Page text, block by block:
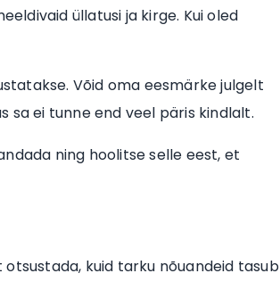
üllatusi ja kirge. Kui oled
Võid oma eesmärke julgelt
sa ei tunne end veel päris kindlalt.
ning hoolitse selle eest, et
kuid tarku nõuandeid tasub